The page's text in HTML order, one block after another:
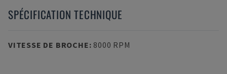
SPÉCIFICATION TECHNIQUE
VITESSE DE BROCHE: 8000 RPM